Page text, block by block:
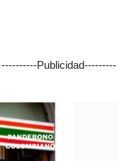
----------Publicidad---------